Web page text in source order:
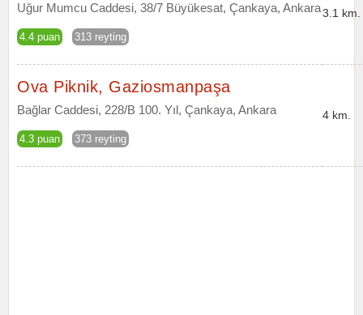
Uğur Mumcu Caddesi, 38/7 Büyükesat, Çankaya, Ankara
4.4 puan 313 reyting
3.1 km.
Ova Piknik, Gaziosmanpaşa
Bağlar Caddesi, 228/B 100. Yıl, Çankaya, Ankara
4.3 puan 373 reyting
4 km.